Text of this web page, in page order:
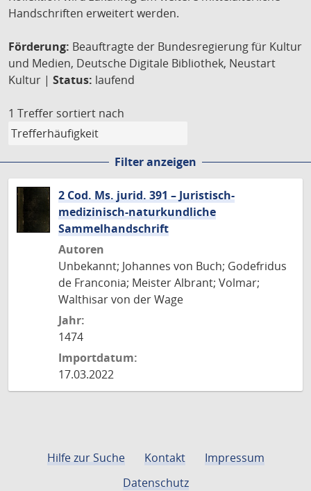
Handschriften erweitert werden.
Förderung: Beauftragte der Bundesregierung für Kultur
und Medien, Deutsche Digitale Bibliothek, Neustart
Kultur | Status: laufend
1 Treffer sortiert nach
Filter anzeigen
2 Cod. Ms. jurid. 391 – Juristisch-
medizinisch-naturkundliche
Sammelhandschrift
Autoren
Unbekannt; Johannes von Buch; Godefridus
de Franconia; Meister Albrant; Volmar;
Walthisar von der Wage
Jahr:
1474
Importdatum:
17.03.2022
Hilfe zur Suche Kontakt
Impressum
Datenschutz